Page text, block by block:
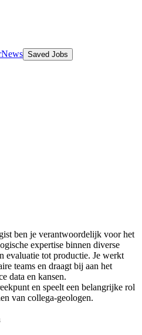
News Saved Jobs
ben je verantwoordelijk voor het
expertise binnen diverse
evaluatie tot productie. Je werkt
teams en draagt bij aan het
data en kansen.
en speelt een belangrijke rol
van collega-geologen.